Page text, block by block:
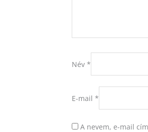
Név *
E-mail *
A nevem, e-mail